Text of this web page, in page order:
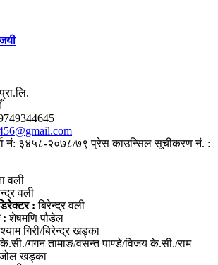
नं: ३४५८-२०७८/७९ प्रेस काउन्सिल सूचीकरण नं. :
वली
वली
:बिरेन्द्र वली
: शेषमणि पौडेल
गिरी/बिरेन्द्र खड्का
गगन तामाङ/वसन्त पाण्डे/विजय के.सी./राम
खड्का